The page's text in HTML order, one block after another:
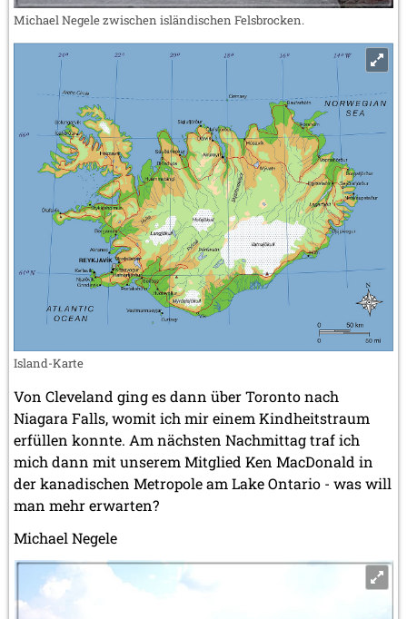
Michael Negele zwischen isländischen Felsbrocken.
Island-Karte
Von Cleveland ging es dann über Toronto nach
Niagara Falls, womit ich mir einem Kindheitstraum
erfüllen konnte. Am nächsten Nachmittag traf ich
mich dann mit unserem Mitglied Ken MacDonald in
der kanadischen Metropole am Lake Ontario - was will
man mehr erwarten?
Michael Negele